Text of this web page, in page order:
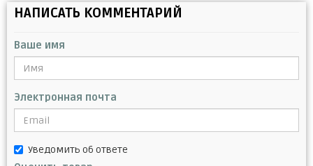
НАПИСАТЬ КОММЕНТАРИЙ
Ваше имя
Электронная почта
Уведомить об ответе